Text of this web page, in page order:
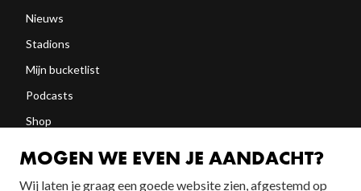
Nieuws
Stadions
Mijn bucketlist
Podcasts
Shop
MOGEN WE EVEN JE AANDACHT?
Wij laten je graag een goede website zien, afgestemd op